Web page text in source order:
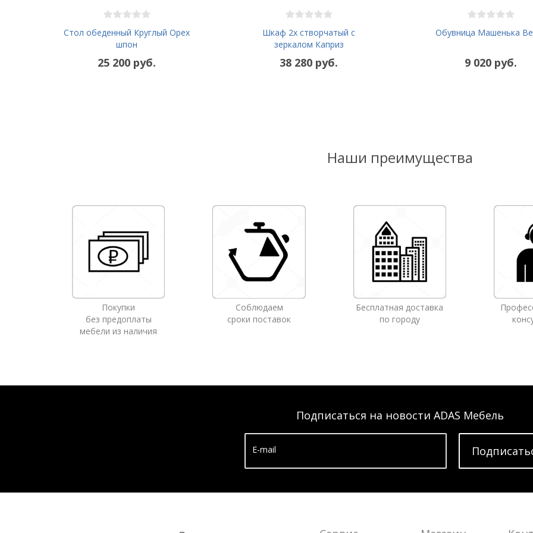
Стол обеденный Круглый Орех
шпон
25 200 руб.
Шкаф 2х створчатый с
зеркалом Каприз
38 280 руб.
Обувница Машенька
9 020 руб.
Наши преимущества
Покупки
без предоплаты
мебели из наличия
Соблюдаем
сроки поставок
Бесплатная доставка
по городу
Подписаться на новости ADAS Мебель
E-mail